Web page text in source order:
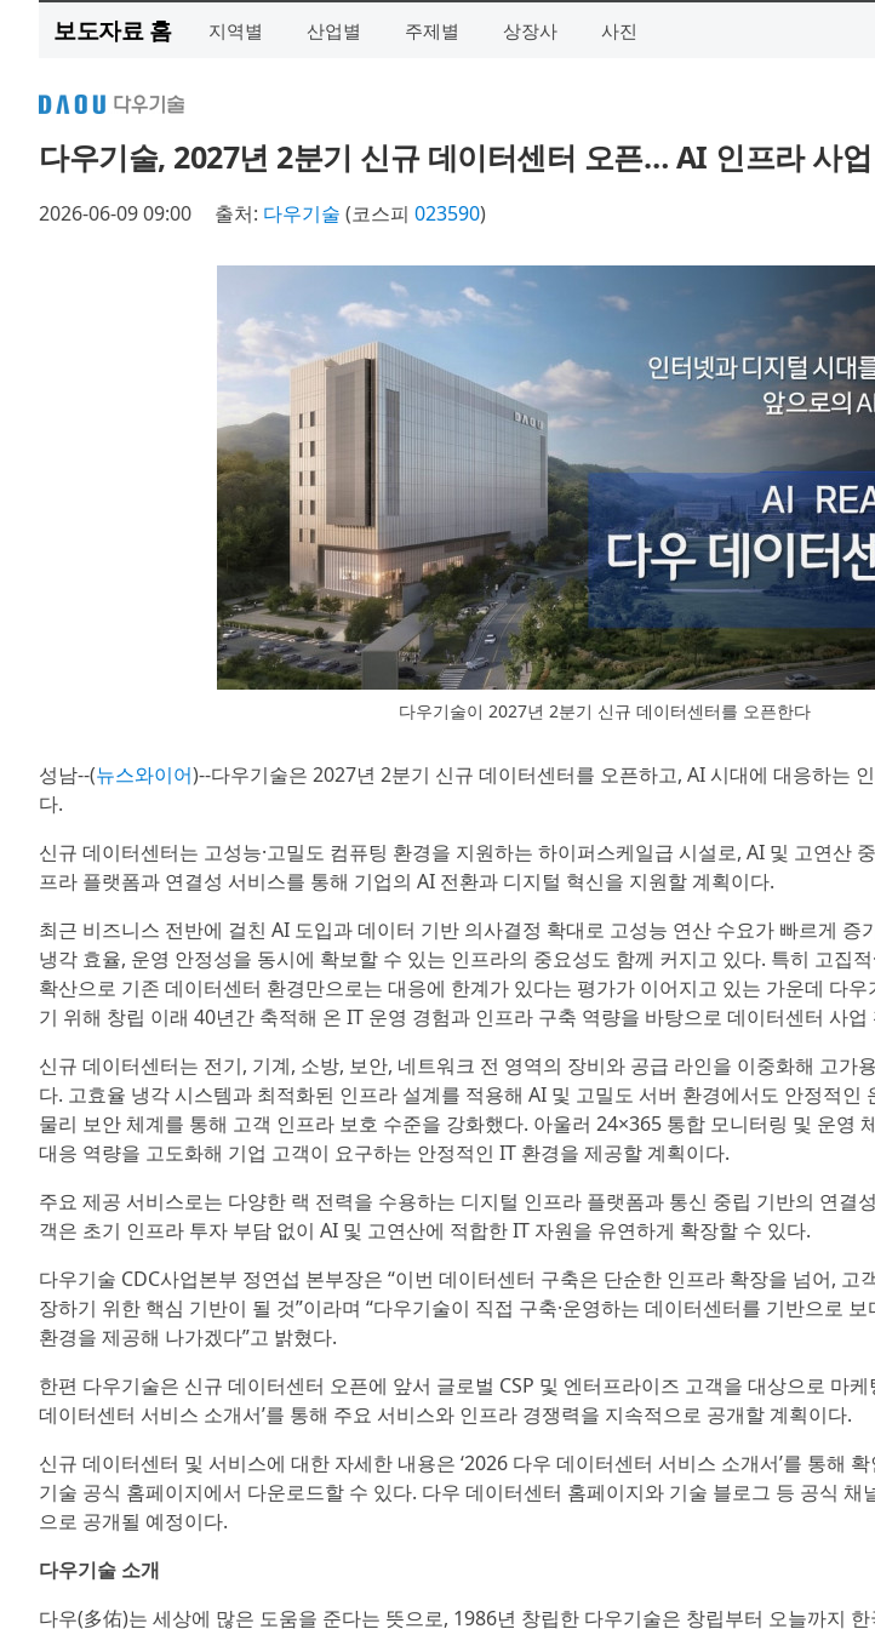
보도자료 홈 지역별 산업별 주제별 상장사 사진
다우기술, 2027년 2분기 신규 데이터센터 오픈… AI 인프라 사
2026-06-09 09:00 출처: 다우기술 (코스피 023590)
다우기술이 2027년 2분기 신규 데이터센터를 오픈한다
성남--(뉴스와이어)--다우기술은 2027년 2분기 신규 데이터센터를 오픈하고, AI 시대에 대응하는
다.
신규 데이터센터는 고성능·고밀도 컴퓨팅 환경을 지원하는 하이퍼스케일급 시설로, AI 및 고연산
프라 플랫폼과 연결성 서비스를 통해 기업의 AI 전환과 디지털 혁신을 지원할 계획이다.
최근 비즈니스 전반에 걸친 AI 도입과 데이터 기반 의사결정 확대로 고성능 연산 수요가 빠르게 증
냉각 효율, 운영 안정성을 동시에 확보할 수 있는 인프라의 중요성도 함께 커지고 있다. 특히 고집
확산으로 기존 데이터센터 환경만으로는 대응에 한계가 있다는 평가가 이어지고 있는 가운데 다
기 위해 창립 이래 40년간 축적해 온 IT 운영 경험과 인프라 구축 역량을 바탕으로 데이터센터 사업
신규 데이터센터는 전기, 기계, 소방, 보안, 네트워크 전 영역의 장비와 공급 라인을 이중화해 고가
다. 고효율 냉각 시스템과 최적화된 인프라 설계를 적용해 AI 및 고밀도 서버 환경에서도 안정적인
물리 보안 체계를 통해 고객 인프라 보호 수준을 강화했다. 아울러 24×365 통합 모니터링 및 운영
대응 역량을 고도화해 기업 고객이 요구하는 안정적인 IT 환경을 제공할 계획이다.
주요 제공 서비스로는 다양한 랙 전력을 수용하는 디지털 인프라 플랫폼과 통신 중립 기반의 연결
객은 초기 인프라 투자 부담 없이 AI 및 고연산에 적합한 IT 자원을 유연하게 확장할 수 있다.
다우기술 CDC사업본부 정연섭 본부장은 “이번 데이터센터 구축은 단순한 인프라 확장을 넘어, 고
장하기 위한 핵심 기반이 될 것”이라며 “다우기술이 직접 구축·운영하는 데이터센터를 기반으로
환경을 제공해 나가겠다”고 밝혔다.
한편 다우기술은 신규 데이터센터 오픈에 앞서 글로벌 CSP 및 엔터프라이즈 고객을 대상으로 마
데이터센터 서비스 소개서’를 통해 주요 서비스와 인프라 경쟁력을 지속적으로 공개할 계획이다.
신규 데이터센터 및 서비스에 대한 자세한 내용은 ‘2026 다우 데이터센터 서비스 소개서’를 통해
기술 공식 홈페이지에서 다운로드할 수 있다. 다우 데이터센터 홈페이지와 기술 블로그 등 공식 채
으로 공개될 예정이다.
다우기술 소개
다우(多佑)는 세상에 많은 도움을 준다는 뜻으로, 1986년 창립한 다우기술은 창립부터 오늘까지